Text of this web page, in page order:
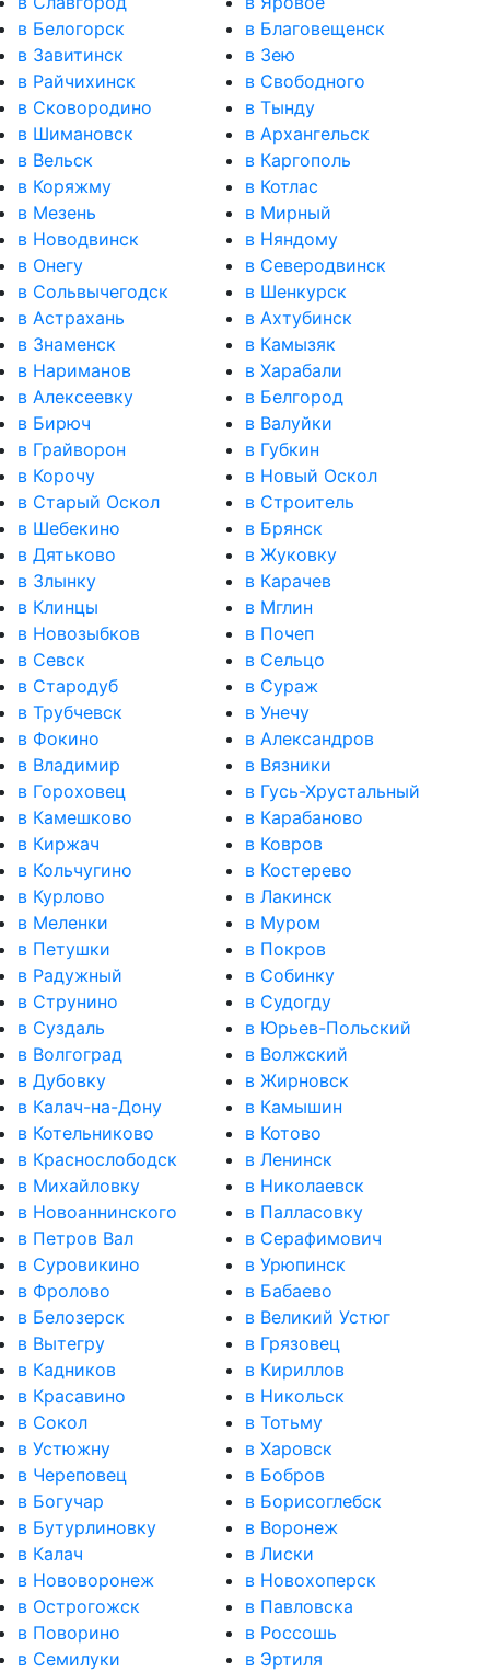
в Белогорск
в Благовещенск
в Завитинск
в Зею
в Райчихинск
в Свободного
в Сковородино
в Тынду
в Шимановск
в Архангельск
в Вельск
в Каргополь
в Коряжму
в Котлас
в Мезень
в Мирный
в Новодвинск
в Няндому
в Онегу
в Северодвинск
в Сольвычегодск
в Шенкурск
в Астрахань
в Ахтубинск
в Знаменск
в Камызяк
в Нариманов
в Харабали
в Алексеевку
в Белгород
в Бирюч
в Валуйки
в Грайворон
в Губкин
в Корочу
в Новый Оскол
в Старый Оскол
в Строитель
в Шебекино
в Брянск
в Дятьково
в Жуковку
в Злынку
в Карачев
в Клинцы
в Мглин
в Новозыбков
в Почеп
в Севск
в Сельцо
в Стародуб
в Сураж
в Трубчевск
в Унечу
в Фокино
в Александров
в Владимир
в Вязники
в Гороховец
в Гусь-Хрустальный
в Камешково
в Карабаново
в Киржач
в Ковров
в Кольчугино
в Костерево
в Курлово
в Лакинск
в Меленки
в Муром
в Петушки
в Покров
в Радужный
в Собинку
в Струнино
в Судогду
в Суздаль
в Юрьев-Польский
в Волгоград
в Волжский
в Дубовку
в Жирновск
в Калач-на-Дону
в Камышин
в Котельниково
в Котово
в Краснослободск
в Ленинск
в Михайловку
в Николаевск
в Новоаннинского
в Палласовку
в Петров Вал
в Серафимович
в Суровикино
в Урюпинск
в Фролово
в Бабаево
в Белозерск
в Великий Устюг
в Вытегру
в Грязовец
в Кадников
в Кириллов
в Красавино
в Никольск
в Сокол
в Тотьму
в Устюжну
в Харовск
в Череповец
в Бобров
в Богучар
в Борисоглебск
в Бутурлиновку
в Воронеж
в Калач
в Лиски
в Нововоронеж
в Новохоперск
в Острогожск
в Павловска
в Поворино
в Россошь
в Семилуки
в Эртиля